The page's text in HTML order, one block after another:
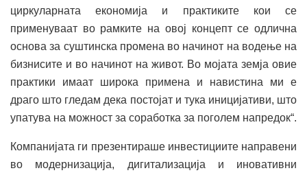
циркуларната економија и практиките кои се
применуваат во рамките на овој концепт се одлична
основа за суштинска промена во начинот на водење на
бизнисите и во начинот на живот. Во мојата земја овие
практики имаат широка примена и навистина ми е
драго што гледам дека постојат и тука иницијативи, што
упатува на можност за соработка за поголем напредок“.
Компанијата ги презентираше инвестициите направени
во модернизација, дигитализација и иновативни